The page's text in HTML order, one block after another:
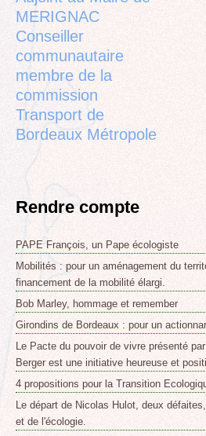
MERIGNAC
Conseiller
communautaire
membre de la
commission
Transport de
Bordeaux Métropole
Rendre compte
PAPE François, un Pape écologiste
Mobilités : pour un aménagement du
financement de la mobilité élargi.
Bob Marley, hommage et remember
Girondins de Bordeaux : pour un
Le Pacte du pouvoir de vivre présenté
Berger est une initiative heureuse et
4 propositions pour la Transition
Le départ de Nicolas Hulot, deux
et de l'écologie.